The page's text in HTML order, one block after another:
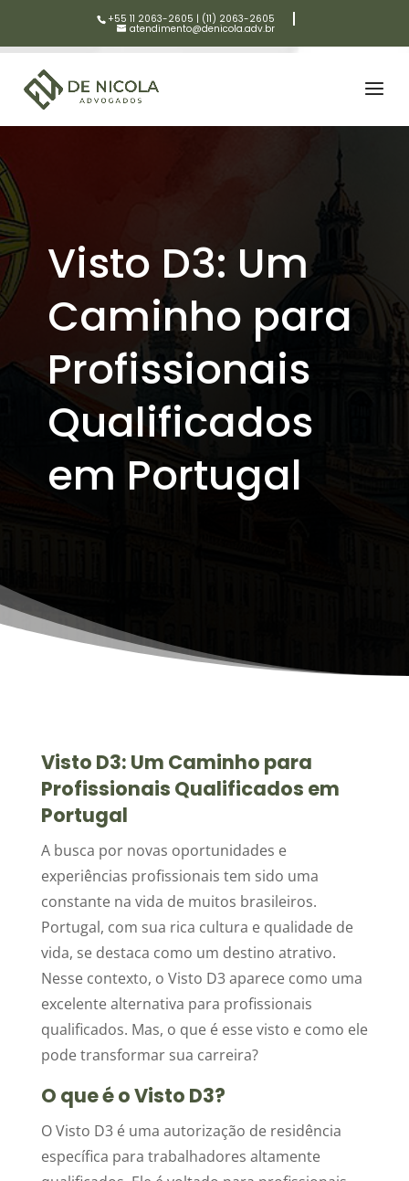
+55 11 2063-2605 | (11) 2063-2605
atendimento@denicola.adv.br
Visto D3: Um
Caminho para
Profissionais
Qualificados
em Portugal
Visto D3: Um Caminho para
Profissionais Qualificados em
Portugal
A busca por novas oportunidades e
experiências profissionais tem sido uma
constante na vida de muitos brasileiros.
Portugal, com sua rica cultura e qualidade de
vida, se destaca como um destino atrativo.
Nesse contexto, o Visto D3 aparece como uma
excelente alternativa para profissionais
qualificados. Mas, o que é esse visto e como ele
pode transformar sua carreira?
O que é o Visto D3?
O Visto D3 é uma autorização de residência
específica para trabalhadores altamente